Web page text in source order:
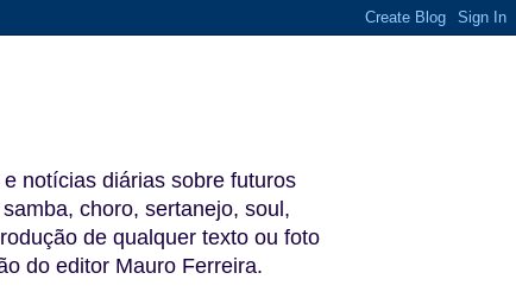
notícias diárias sobre futuros
choro, sertanejo, soul,
de qualquer texto ou foto
do editor Mauro Ferreira.